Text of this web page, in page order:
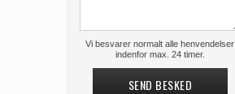
Vi besvarer normalt alle henvendelser
indenfor max. 24 timer.
SEND BESKED